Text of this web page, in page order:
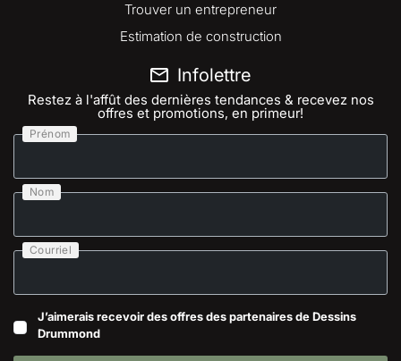
Trouver un entrepreneur
Estimation de construction
Infolettre
Restez à l'affût des dernières tendances & recevez nos
offres et promotions, en primeur!
Prénom
Nom
Courriel
J’aimerais recevoir des offres des partenaires de Dessins
Drummond